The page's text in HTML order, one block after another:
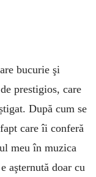
bucurie şi
prestigios, care
După cum se
care îi conferă
meu în muzica
aşternută doar cu